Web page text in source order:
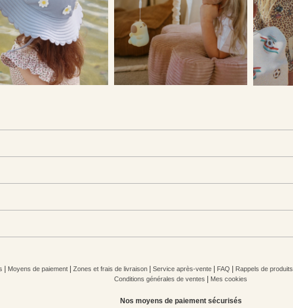
Moyens de paiement| Zones et frais de livraison| Service après-vente| FAQ Rappels de produits
Conditions générales de ventes Mes cookies
Nos moyens de paiement sécurisés